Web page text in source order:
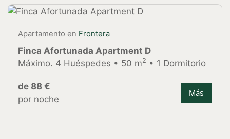
Apartamento en Frontera
Finca Afortunada Apartment D
Máximo. 4 Huéspedes • 50 m2 • 1 Dormitorio
de 88 €
por noche
Más